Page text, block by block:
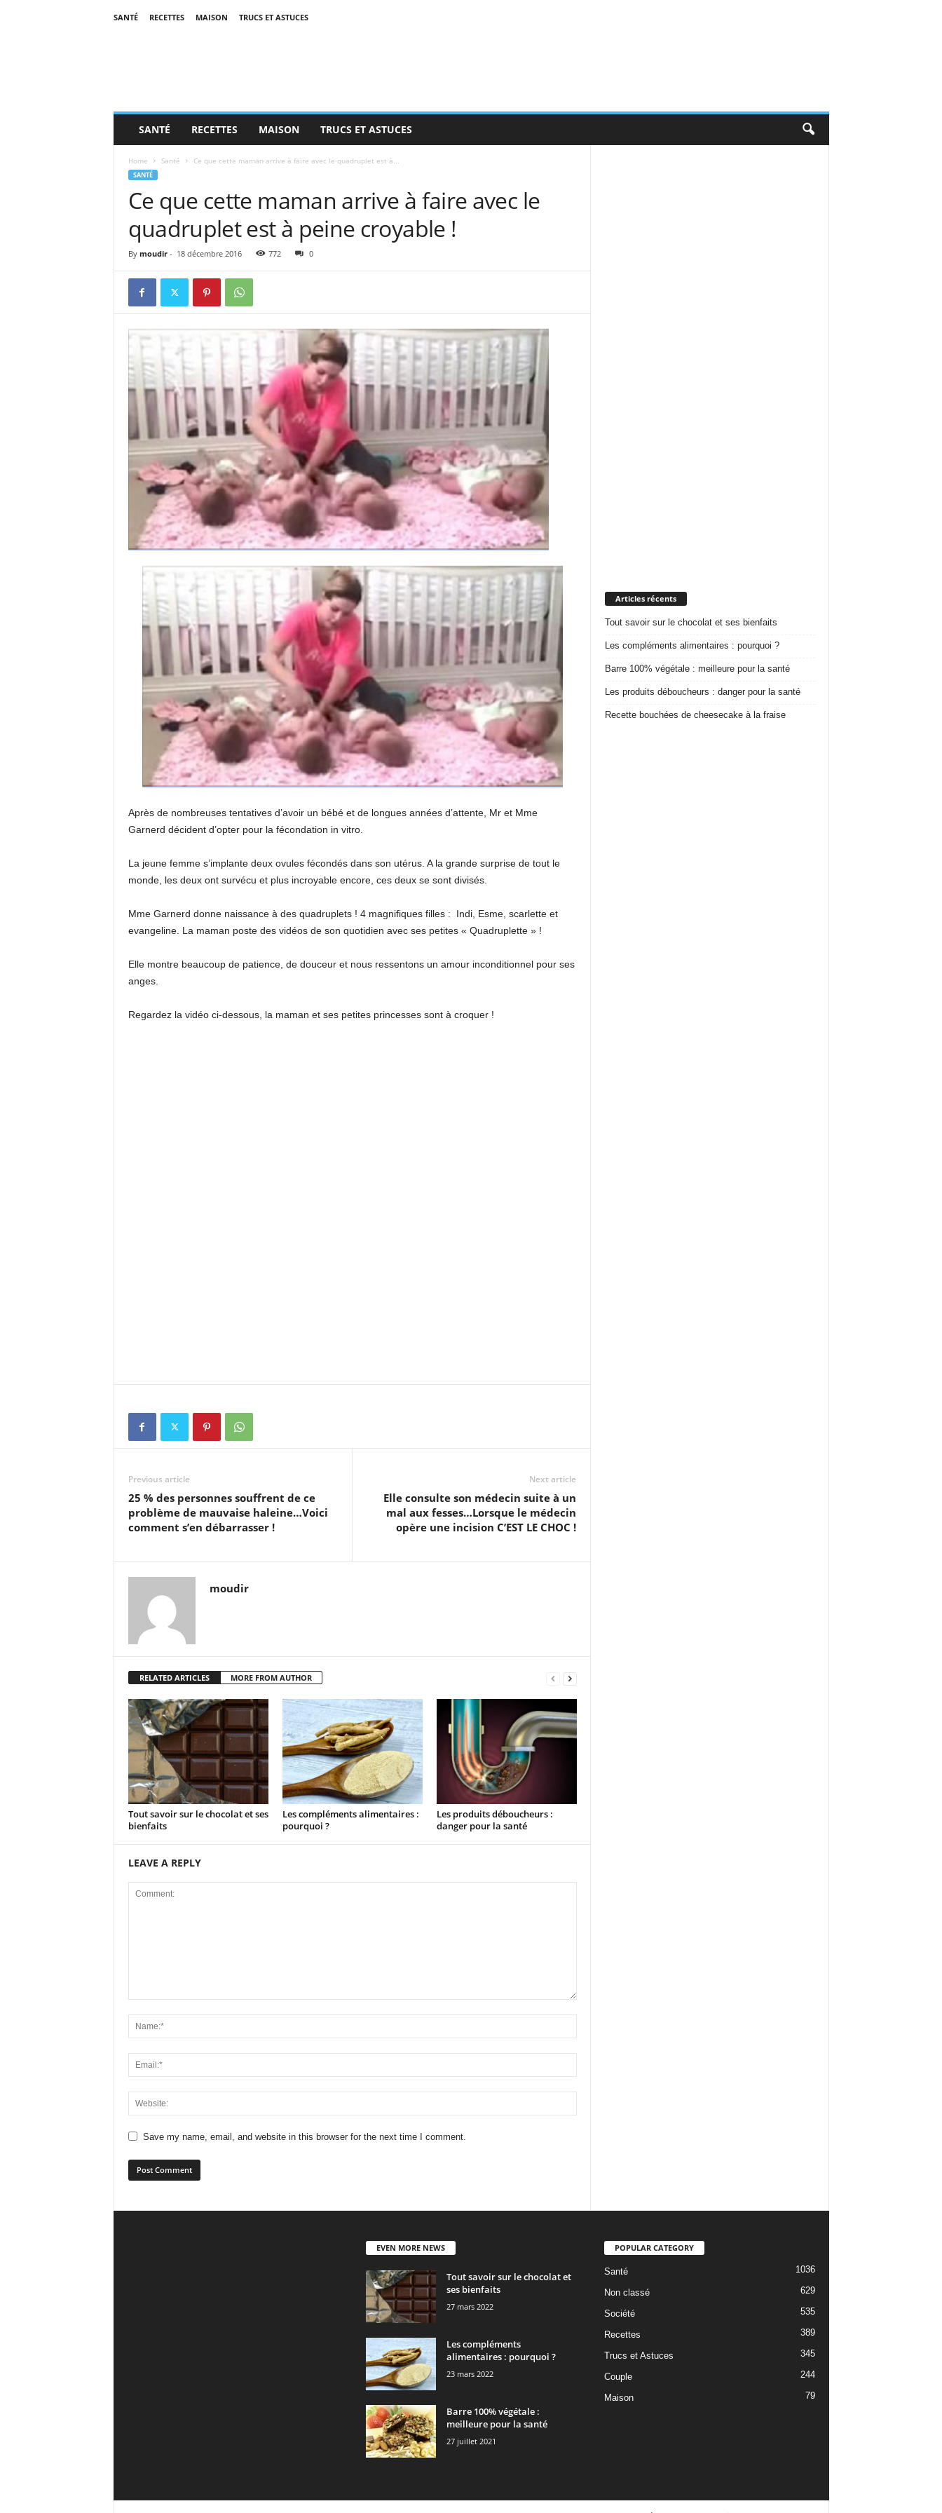
SANTÉ RECETTES MAISON TRUCS ET ASTUCES
SANTÉ RECETTES MAISON TRUCS ET ASTUCES
Home Santé Ce que cette maman arrive à faire avec le quadruplet est à...
SANTÉ
Ce que cette maman arrive à faire avec le
quadruplet est à peine croyable !
By moudir- 18 décembre 2016 772 0
Après de nombreuses tentatives d’avoir un bébé et de longues années d’attente, Mr et Mme
Garnerd décident d’opter pour la fécondation in vitro.
La jeune femme s’implante deux ovules fécondés dans son utérus. A la grande surprise de tout le
monde, les deux ont survécu et plus incroyable encore, ces deux se sont divisés.
Mme Garnerd donne naissance à des quadruplets ! 4 magnifiques filles : Indi, Esme, scarlette et
evangeline. La maman poste des vidéos de son quotidien avec ses petites « Quadruplette » !
Elle montre beaucoup de patience, de douceur et nous ressentons un amour inconditionnel pour ses
anges.
Regardez la vidéo ci-dessous, la maman et ses petites princesses sont à croquer !
Previous article
25 % des personnes souffrent de ce
problème de mauvaise haleine…Voici
comment s’en débarrasser !
Next article
Elle consulte son médecin suite à un
mal aux fesses…Lorsque le médecin
opère une incision C’EST LE CHOC !
moudir
RELATED ARTICLES MORE FROM AUTHOR
Tout savoir sur le chocolat et ses
bienfaits
Les compléments alimentaires :
pourquoi ?
Les produits déboucheurs :
danger pour la santé
LEAVE A REPLY
Save my name, email, and website in this browser for the next time I comment.
Articles récents
Tout savoir sur le chocolat et ses bienfaits
Les compléments alimentaires : pourquoi ?
Barre 100% végétale : meilleure pour la santé
Les produits déboucheurs : danger pour la santé
Recette bouchées de cheesecake à la fraise
EVEN MORE NEWS
Tout savoir sur le chocolat et
ses bienfaits
27 mars 2022
Les compléments
alimentaires : pourquoi ?
23 mars 2022
Barre 100% végétale :
meilleure pour la santé
27 juillet 2021
POPULAR CATEGORY
Santé 1036
Non classé 629
Société 535
Recettes 389
Trucs et Astuces 345
Couple 244
Maison 79